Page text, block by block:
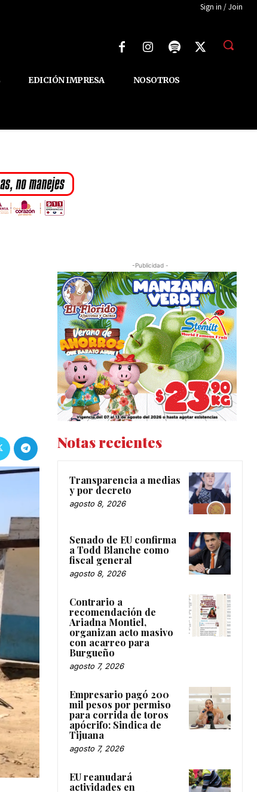
Sign in / Join
EDICIÓN IMPRESA NOSOTROS
-Publicidad -
Notas recientes
Transparencia a medias
y por decreto
agosto 8, 2026
Senado de EU confirma
a Todd Blanche como
fiscal general
agosto 8, 2026
Contrario a
recomendación de
Ariadna Montiel,
organizan acto masivo
con acarreo para
Burgueño
agosto 7, 2026
Empresario pagó 200
mil pesos por permiso
para corrida de toros
apócrifo: Sindica de
Tijuana
agosto 7, 2026
EU reanudará
actividades en